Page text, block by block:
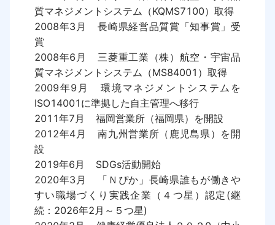
質マネジメントシステム（KQMS7100）取得
2008年3月	長崎県経営品質賞「知事賞」受
賞
2008年6月	三菱重工業（株）航空・宇宙品
質マネジメントシステム（MS84001）取得
2009年9月	環境マネジメントシステムを
ISO14001に準拠した自主管理へ移行
2011年7月	福岡営業所（福岡県）を開設
2012年4月	南九州営業所（鹿児島県）を開
設
2019年6月	SDGs活動開始
2020年3月	「Ｎぴか」長崎県誰もが働きや
すい職場づくり実践企業（４つ星）認定(継
続：2026年2月～５つ星)